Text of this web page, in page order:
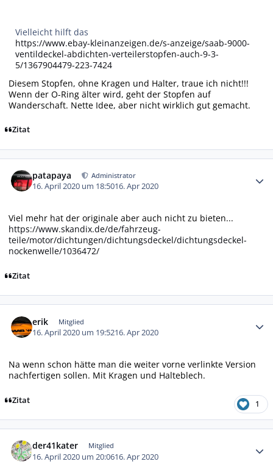
Vielleicht hilft das
https://www.ebay-kleinanzeigen.de/s-anzeige/saab-9000-
ventildeckel-abdichten-verteilerstopfen-auch-9-3-
5/1367904479-223-7424
Diesem Stopfen, ohne Kragen und Halter, traue ich nicht!!!
Wenn der O-Ring älter wird, geht der Stopfen auf
Wanderschaft. Nette Idee, aber nicht wirklich gut gemacht.
Zitat
patapaya Administrator
16. April 2020 um 18:5016. Apr 2020
Viel mehr hat der originale aber auch nicht zu bieten...
https://www.skandix.de/de/fahrzeug-
teile/motor/dichtungen/dichtungsdeckel/dichtungsdeckel-
nockenwelle/1036472/
Zitat
erik Mitglied
16. April 2020 um 19:5216. Apr 2020
Na wenn schon hätte man die weiter vorne verlinkte Version
nachfertigen sollen. Mit Kragen und Halteblech.
Zitat 1
der41kater Mitglied
16. April 2020 um 20:0616. Apr 2020